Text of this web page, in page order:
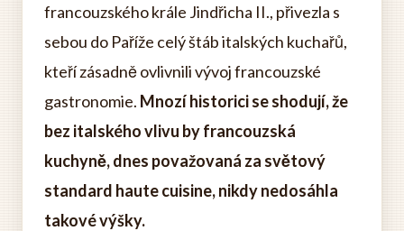
francouzského krále Jindřicha II., přivezla s
sebou do Paříže celý štáb italských kuchařů,
kteří zásadně ovlivnili vývoj francouzské
gastronomie. Mnozí historici se shodují, že
bez italského vlivu by francouzská
kuchyně, dnes považovaná za světový
standard haute cuisine, nikdy nedosáhla
takové výšky.